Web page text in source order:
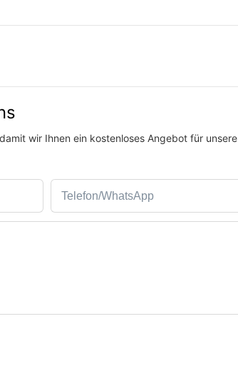
wir Ihnen ein kostenloses Angebot für unsere
Telefon/WhatsApp